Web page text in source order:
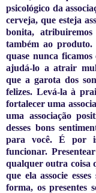
psicológico da
cerveja, que esteja
bonita, atribuiremos
também ao produto.
quase nunca ficamos
ajudá-lo a atrair
que a garota dos
felizes. Levá-la à
fortalecer uma
uma associação
desses bons
para você. É por
funcionar.
qualquer outra coisa
que ela associe
forma, os presentes